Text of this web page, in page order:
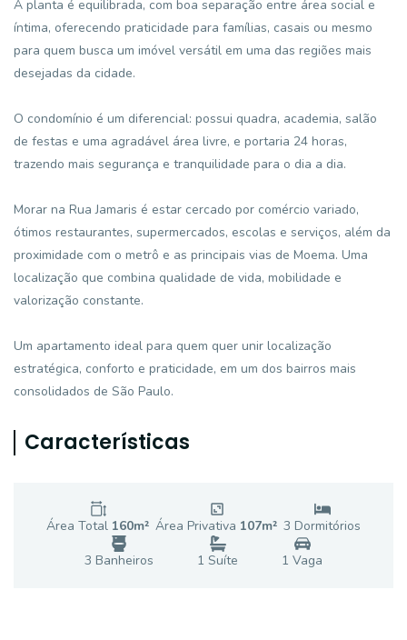
A planta é equilibrada, com boa separação entre área social e
íntima, oferecendo praticidade para famílias, casais ou mesmo
para quem busca um imóvel versátil em uma das regiões mais
desejadas da cidade.
O condomínio é um diferencial: possui quadra, academia, salão
de festas e uma agradável área livre, e portaria 24 horas,
trazendo mais segurança e tranquilidade para o dia a dia.
Morar na Rua Jamaris é estar cercado por comércio variado,
ótimos restaurantes, supermercados, escolas e serviços, além da
proximidade com o metrô e as principais vias de Moema. Uma
localização que combina qualidade de vida, mobilidade e
valorização constante.
Um apartamento ideal para quem quer unir localização
estratégica, conforto e praticidade, em um dos bairros mais
consolidados de São Paulo.
Características
Área Total 160m² Área Privativa 107m² 3 Dormitórios
3 Banheiros 1 Suíte 1 Vaga